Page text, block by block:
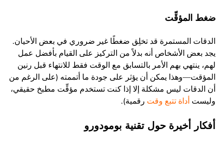
ضغط المؤقِّت
الدقات المستمرة قد تخلِق ضغطًا غير ضروري في بعض الأحيان.
يجد بعض الأشخاص أنه بدلاً من التركيز على القيام بأفضل عمل
لهم، ينتهي بهم الأمر بالتسابق مع الوقت فقط للانتهاء قبل رنين
المؤقت—وهذا يمكن أن يؤثر على جودة ما أتممته (على الرغم من
أن الدقات ليس مشكلة إلا إذا كنت تستخدم مؤقِّت مطبخ حقيقي،
وليست أداة تتبع وقت رقمية).
أفكار أخيرة حول تقنية بومودورو